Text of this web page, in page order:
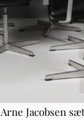
Arne Jacobsen